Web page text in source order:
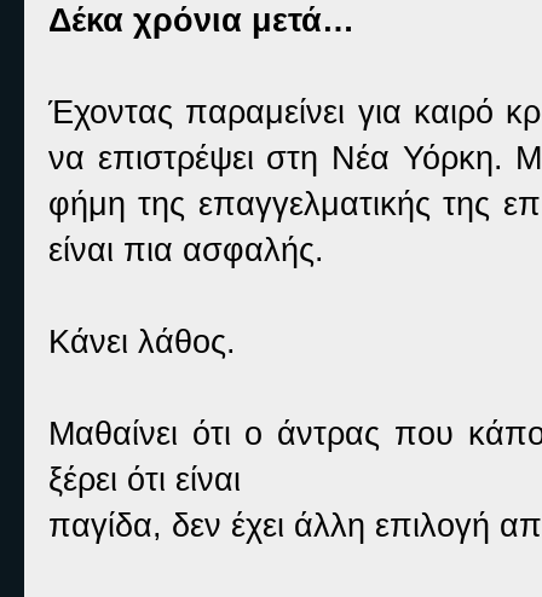
Δέκα χρόνια μετά…
Έχοντας παραμείνει για καιρό
να επιστρέψει στη Νέα Υόρκη.
φήμη της επαγγελματικής της
είναι πια ασφαλής.
Κάνει λάθος.
Μαθαίνει ότι ο άντρας που
ξέρει ότι είναι
παγίδα, δεν έχει άλλη επιλογή